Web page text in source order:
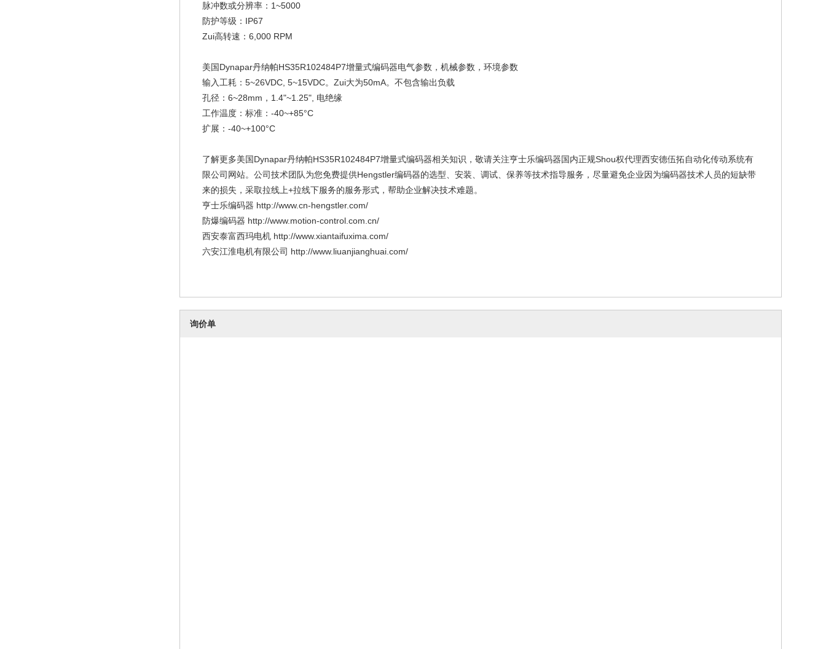
脉冲数或分辨率：1~5000
防护等级：IP67
Zui高转速：6,000 RPM
美国Dynapar丹纳帕HS35R102484P7增量式编码器电气参数，机械参数，环境参数
输入工耗：5~26VDC, 5~15VDC。Zui大为50mA。不包含输出负载
孔径：6~28mm，1.4"~1.25", 电绝缘
工作温度：标准：-40~+85°C
扩展：-40~+100°C
了解更多美国Dynapar丹纳帕HS35R102484P7增量式编码器相关知识，敬请关注亨士乐编码器国内正规Shou权代理西安德伍拓自动化传动系统有
限公司网站。公司技术团队为您免费提供Hengstler编码器的选型、安装、调试、保养等技术指导服务，尽量避免企业因为编码器技术人员的短缺带
来的损失，采取拉线上+拉线下服务的服务形式，帮助企业解决技术难题。
亨士乐编码器 http://www.cn-hengstler.com/
防爆编码器 http://www.motion-control.com.cn/
西安泰富西玛电机 http://www.xiantaifuxima.com/
六安江淮电机有限公司 http://www.liuanjianghuai.com/
询价单